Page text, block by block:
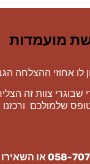
מועמדות
אחוזי ההצלחה
צוות זה
שלמולכם